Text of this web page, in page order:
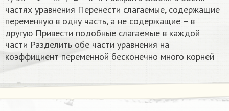
х х
частях уравнения Перенести слагаемые, содержащие
переменную в одну часть, а не содержащие – в
другую Привести подобные слагаемые в каждой
части Разделить обе части уравнения на
коэффициент переменной бесконечно много корней​